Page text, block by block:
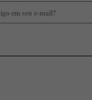
em seu e-mail?